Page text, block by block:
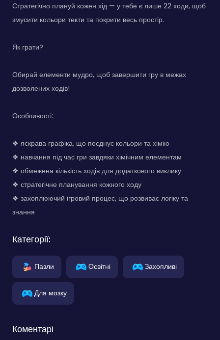
Стратегічно плануй кожен хід — у тебе є лише 22 ходи, щоб
змусити кольори текти та покрити весь простір.
Як грати?
Обирай елементи мудро, щоб завершити гру в межах
дозволених ходів!
Особливості:
❖ яскрава графіка, що поєднує кольори та хімію
❖ навчання під час гри завдяки хімічним елементам
❖ обмежена кількість ходів для додаткового виклику
❖ стратегічне планування кожного ходу
❖ захоплюючий ігровий процес, що розвиває логіку та
знання
Категорії:
Пазли Освітні Захопливі
Для мозку
Коментарі